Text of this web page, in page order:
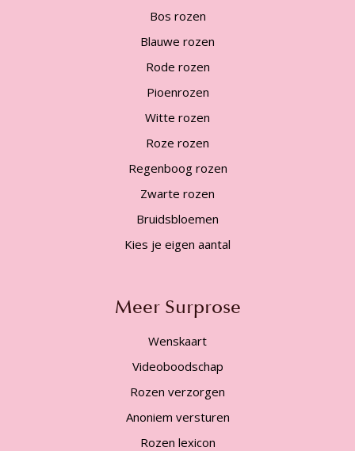
Bos rozen
Blauwe rozen
Rode rozen
Pioenrozen
Witte rozen
Roze rozen
Regenboog rozen
Zwarte rozen
Bruidsbloemen
Kies je eigen aantal
Meer Surprose
Wenskaart
Videoboodschap
Rozen verzorgen
Anoniem versturen
Rozen lexicon